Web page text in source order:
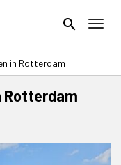
search
in Rotterdam
Rotterdam